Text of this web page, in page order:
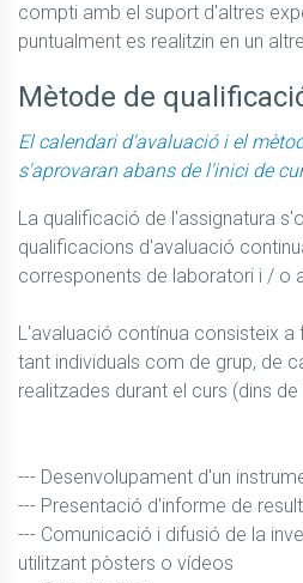
compti amb el suport d'altres
puntualment es realitzin en un
Mètode de
El calendari d'avaluació i el
s'aprovaran abans de l'inici de
La qualificació de l'assignatura
qualificacions d'avaluació
corresponents de laboratori i / o
L'avaluació contínua consisteix a
tant individuals com de grup, de
realitzades durant el curs (dins
--- Desenvolupament d'un
--- Presentació d'informe de
--- Comunicació i difusió de la
utilitzant pòsters o vídeos